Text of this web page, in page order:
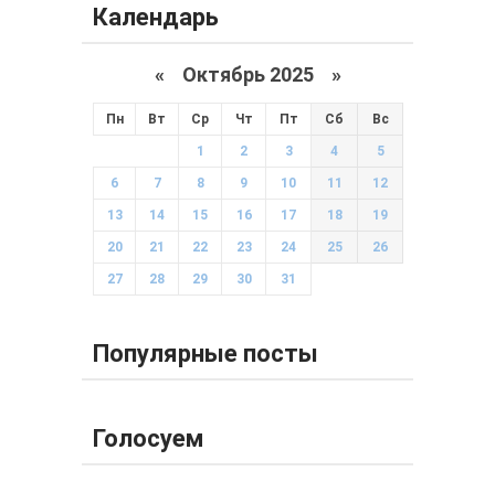
Календарь
« Октябрь 2025 »
Пн Вт Ср Чт Пт Сб Вс
1 2 3 4 5
6 7 8 9 10 11 12
13 14 15 16 17 18 19
20 21 22 23 24 25 26
27 28 29 30 31
Популярные посты
Голосуем